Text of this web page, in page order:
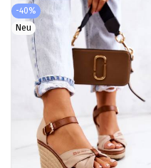
-40%
Neu